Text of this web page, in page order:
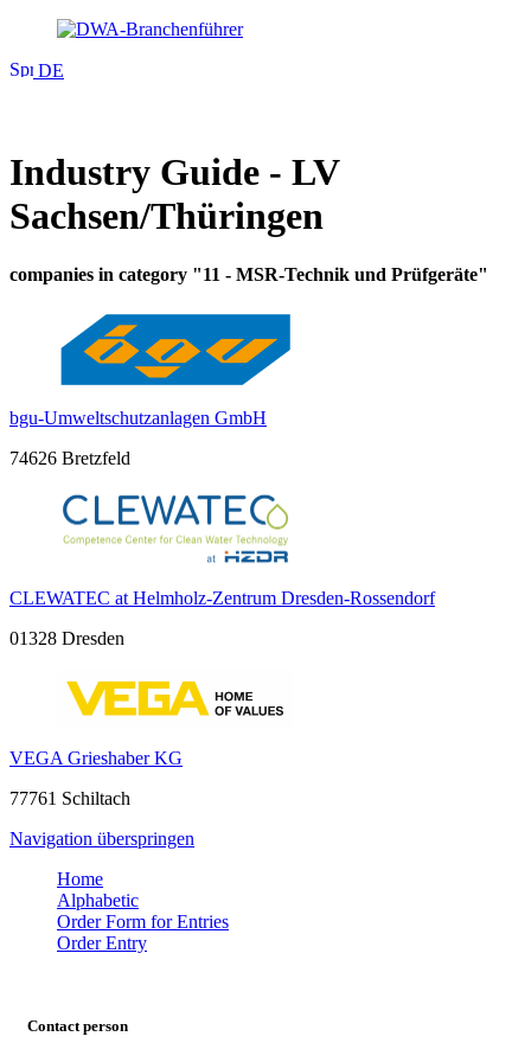
DE
Industry Guide - LV
Sachsen/Thüringen
companies in category "11 - MSR-Technik und Prüfgeräte"
bgu-Umweltschutzanlagen GmbH
74626 Bretzfeld
CLEWATEC at Helmholz-Zentrum Dresden-Rossendorf
01328 Dresden
VEGA Grieshaber KG
77761 Schiltach
Navigation überspringen
Home
Alphabetic
Order Form for Entries
Order Entry
Contact person